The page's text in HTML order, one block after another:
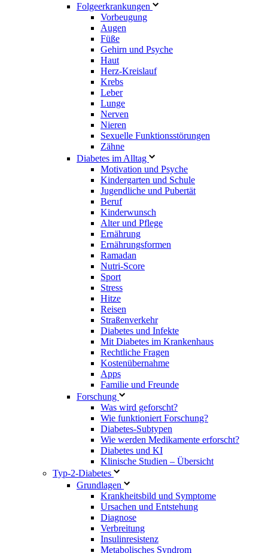
Folgeerkrankungen
Vorbeugung
Augen
Füße
Gehirn und Psyche
Haut
Herz-Kreislauf
Krebs
Leber
Lunge
Nerven
Nieren
Sexuelle Funktionsstörungen
Zähne
Diabetes im Alltag
Motivation und Psyche
Kindergarten und Schule
Jugendliche und Pubertät
Beruf
Kinderwunsch
Alter und Pflege
Ernährung
Ernährungsformen
Ramadan
Nutri-Score
Sport
Stress
Hitze
Reisen
Straßenverkehr
Diabetes und Infekte
Mit Diabetes im Krankenhaus
Rechtliche Fragen
Kostenübernahme
Apps
Familie und Freunde
Forschung
Was wird geforscht?
Wie funktioniert Forschung?
Diabetes-Subtypen
Wie werden Medikamente erforscht?
Diabetes und KI
Klinische Studien – Übersicht
Typ-2-Diabetes
Grundlagen
Krankheitsbild und Symptome
Ursachen und Entstehung
Diagnose
Verbreitung
Insulinresistenz
Metabolisches Syndrom